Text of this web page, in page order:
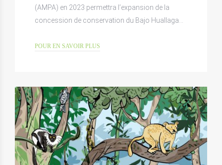
(AMPA) en 2023 permettra l’expansion de la
concession de conservation du Bajo Huallaga…
POUR EN SAVOIR PLUS